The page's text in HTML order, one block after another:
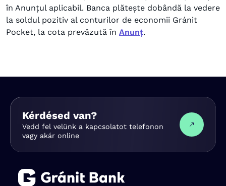
în Anunțul aplicabil. Banca plătește dobândă la vedere
la soldul pozitiv al conturilor de economii Gránit
Pocket, la cota prevăzută în Anunț.
Kérdésed van?
Vedd fel velünk a kapcsolatot telefonon
vagy akár online